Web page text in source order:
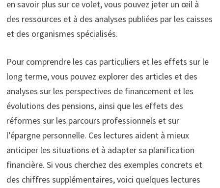
en savoir plus sur ce volet, vous pouvez jeter un œil à
des ressources et à des analyses publiées par les caisses
et des organismes spécialisés.
Pour comprendre les cas particuliers et les effets sur le
long terme, vous pouvez explorer des articles et des
analyses sur les perspectives de financement et les
évolutions des pensions, ainsi que les effets des
réformes sur les parcours professionnels et sur
l’épargne personnelle. Ces lectures aident à mieux
anticiper les situations et à adapter sa planification
financière. Si vous cherchez des exemples concrets et
des chiffres supplémentaires, voici quelques lectures